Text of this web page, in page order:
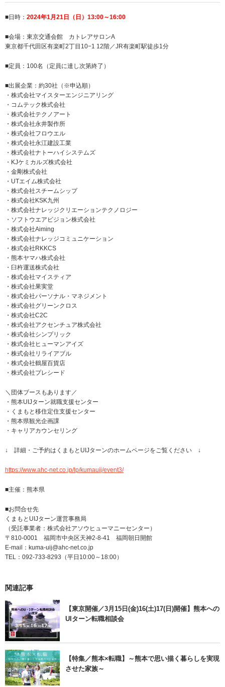
■日時： 2024年1月21日（日）13:00～16:00
■会場：東京交通会館 カトレアサロンA
東京都千代田区有楽町2丁目10−1 12階／JR有楽町駅徒歩1分
■定員：100名（定員に達し次第終了）
■出展企業：約30社（※申込順）
・株式会社マイスターエンジニアリング
・コムテック株式会社
・株式会社テクノアート
・株式会社永井製作所
・株式会社フロウエル
・株式会社永江建設工業
・株式会社ナトーハイシステムズ
・KJケミカルズ株式会社
・金剛株式会社
・UTエイム株式会社
・株式会社スチームシップ
・株式会社KSK九州
・株式会社ナレッジクリエーションテクノロジー
・ソフトウエアビジョン株式会社
・株式会社Aiming
・株式会社ナレッジコミュニケーション
・株式会社RKKCS
・熊本ヤマハ株式会社
・臼杵運送株式会社
・株式会社マイスティア
・株式会社果実堂
・株式会社パーソナル・マネジメント
・株式会社グリーンクロス
・株式会社C2C
・株式会社アクセンチュア株式会社
・株式会社シンプリック
・株式会社ヒューマンアイズ
・株式会社リライアブル
・株式会社鶴屋百貨店
・株式会社プレシード
＼団体ブースもあります／
・熊本UIJターン就職支援センター
・くまもと移住定住支援センター
・熊本県観光企画課
・キャリアカウンセリング
↓ 詳細・ご予約はくまもとUIJターンのホームページをご覧ください ↓
https://www.ahc-net.co.jp/lp/kumauij/event3/
■主催：熊本県
■お問合せ先
くまもとUIJターン運営事務局
（受託事業者：株式会社アソウヒューマニーセンター）
〒810-0001 福岡市中央区天神2‐8‐41 福岡朝日開館
E-mail：kuma-uij@ahc-net.co.jp
TEL：092-733-8293（平日10:00～18:00）
関連記事
【東京開催／3月15日(金)16(土)17(日)開催】熊本への
UIターン転職相談会
【特集／熊本×転職】～熊本で思い描く暮らしを実現
させた家族～